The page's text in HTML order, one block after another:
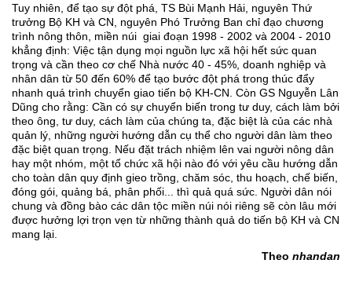
Tuy nhiên, để tạo sự đột phá, TS Bùi Mạnh Hải, nguyên Thứ
trưởng Bộ KH và CN, nguyên Phó Trưởng Ban chỉ đạo chương
trình nông thôn, miền núi giai đoạn 1998 - 2002 và 2004 - 2010
khẳng định: Việc tận dụng mọi nguồn lực xã hội hết sức quan
trọng và cần theo cơ chế Nhà nước 40 - 45%, doanh nghiệp và
nhân dân từ 50 đến 60% để tạo bước đột phá trong thúc đẩy
nhanh quá trình chuyển giao tiến bộ KH-CN. Còn GS Nguyễn Lân
Dũng cho rằng: Cần có sự chuyển biến trong tư duy, cách làm bởi
theo ông, tư duy, cách làm của chúng ta, đặc biệt là của các nhà
quản lý, những người hướng dẫn cụ thể cho người dân làm theo
đặc biệt quan trọng. Nếu đặt trách nhiệm lên vai người nông dân
hay một nhóm, một tổ chức xã hội nào đó với yêu cầu hướng dẫn
cho toàn dân quy định gieo trồng, chăm sóc, thu hoạch, chế biến,
đóng gói, quảng bá, phân phối... thì quả quá sức. Người dân nói
chung và đồng bào các dân tộc miền núi nói riêng sẽ còn lâu mới
được hưởng lợi trọn vẹn từ những thành quả do tiến bộ KH và CN
mang lại.
Theo nhandan